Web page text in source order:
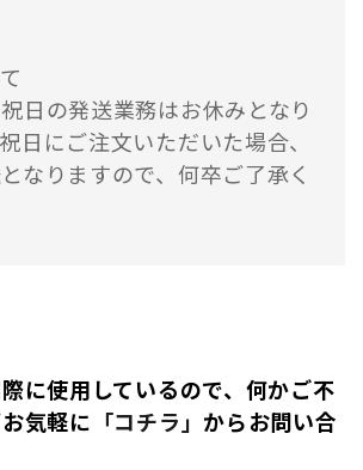
日の発送業務はお休みとなり
日にご注文いただいた場合、
なりますので、何卒ご了承く
に使用しているので、何かご不
気軽に 「コチラ」 からお問い合